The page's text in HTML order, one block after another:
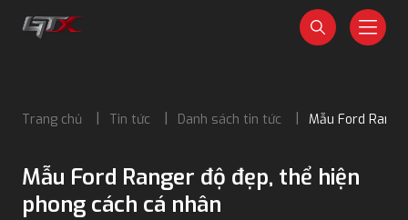
Trang chủ Tin tức Danh sách tin tức Mẫu Ford
Mẫu Ford Ranger độ đẹp, thể hiện
phong cách cá nhân